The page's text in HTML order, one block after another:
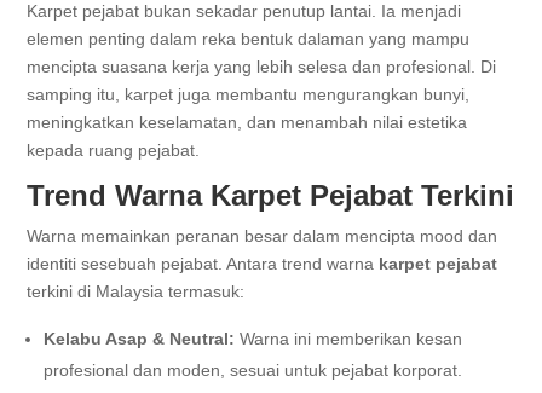
Karpet pejabat bukan sekadar penutup lantai. Ia menjadi
elemen penting dalam reka bentuk dalaman yang mampu
mencipta suasana kerja yang lebih selesa dan profesional. Di
samping itu, karpet juga membantu mengurangkan bunyi,
meningkatkan keselamatan, dan menambah nilai estetika
kepada ruang pejabat.
Trend Warna Karpet Pejabat Terkini
Warna memainkan peranan besar dalam mencipta mood dan
identiti sesebuah pejabat. Antara trend warna karpet pejabat
terkini di Malaysia termasuk:
Kelabu Asap & Neutral: Warna ini memberikan kesan
profesional dan moden, sesuai untuk pejabat korporat.